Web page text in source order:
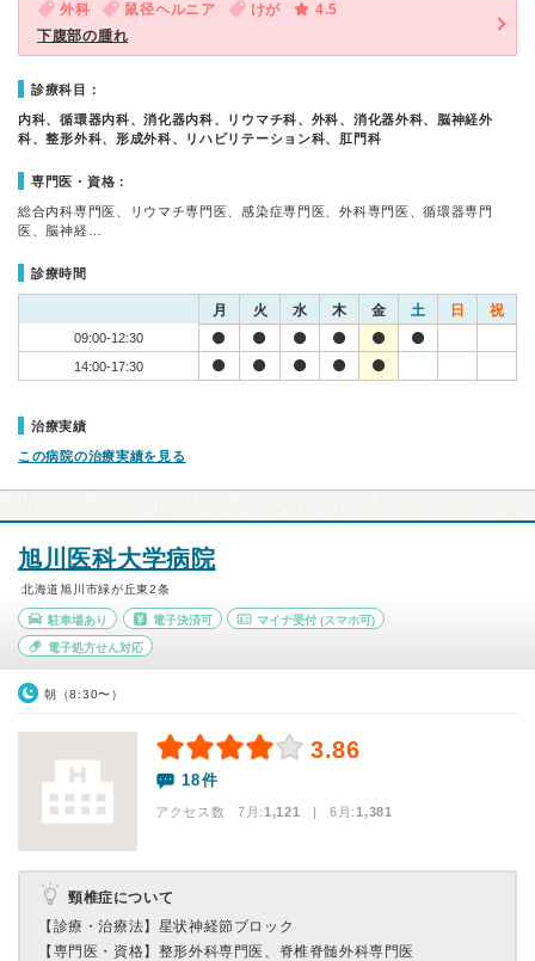
外科 鼠径ヘルニア けが
4.5
下腹部の腫れ
診療科目：
内科、循環器内科、消化器内科、リウマチ科、外科、消化器外科、脳神経外
科、整形外科、形成外科、リハビリテーション科、肛門科
専門医・資格：
総合内科専門医、リウマチ専門医、感染症専門医、外科専門医、循環器専門
医、脳神経…
診療時間
月 火 水 木 金 土 日 祝
09:00-12:30
14:00-17:30
治療実績
この病院の治療実績を見る
旭川医科大学病院
北海道旭川市緑が丘東2条
駐車場あり 電子決済可 マイナ受付 (スマホ可)
電子処方せん対応
朝（8:30〜）
3.86
18件
アクセス数 7月:1,121 | 6月:1,381
頸椎症について
【診療・治療法】 星状神経節ブロック
【専門医・資格】 整形外科専門医、脊椎脊髄外科専門医